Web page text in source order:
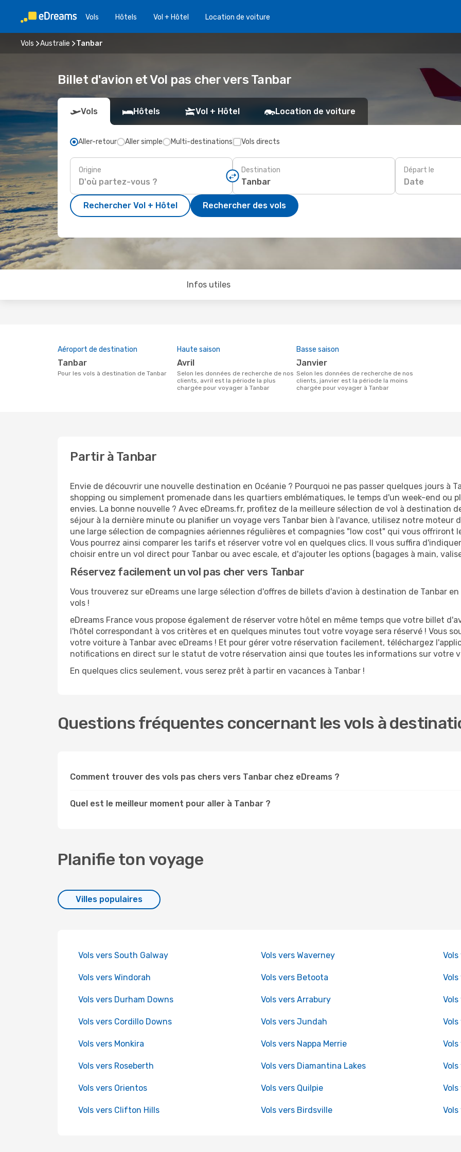
Vols Hôtels Vol + Hôtel Location de voiture
Vols Australie Tanbar
Billet d'avion et Vol pas cher vers Tanbar
Vols Hôtels Vol + Hôtel Location de voiture
Aller-retour Aller simple Multi-destinations Vols directs
Origine Destination Départ le
Date
Rechercher Vol + Hôtel Rechercher des vols
Infos utiles
Aéroport de destination
Tanbar
Pour les vols à destination de Tanbar
Haute saison
avril
Selon les données de recherche de nos
clients, avril est la période la plus
chargée pour voyager à Tanbar
Basse saison
janvier
Selon les données de recherche de nos
clients, janvier est la période la moins
chargée pour voyager à Tanbar
Partir à Tanbar
Envie de découvrir une nouvelle destination en Océanie ? Pourquoi ne pas passer quelques jours à
shopping ou simplement promenade dans les quartiers emblématiques, le temps d'un week-end ou
envies. La bonne nouvelle ? Avec eDreams.fr, profitez de la meilleure sélection de vol à destination
séjour à la dernière minute ou planifier un voyage vers Tanbar bien à l'avance, utilisez notre
une large sélection de compagnies aériennes régulières et compagnies "low cost" qui vous offriront
Vous pourrez ainsi comparer les tarifs et réserver votre vol en quelques clics. Il vous suffira
choisir entre un vol direct pour Tanbar ou avec escale, et d'ajouter les options (bagages à main,
Réservez facilement un vol pas cher vers Tanbar
Vous trouverez sur eDreams une large sélection d'offres de billets d'avion à destination de Tanbar
vols !
eDreams France vous propose également de réserver votre hôtel en même temps que votre billet
l'hôtel correspondant à vos critères et en quelques minutes tout votre voyage sera réservé ! Vous
votre voiture à Tanbar avec eDreams ! Et pour gérer votre réservation facilement, téléchargez
notifications en direct sur le statut de votre réservation ainsi que toutes les informations sur votre
En quelques clics seulement, vous serez prêt à partir en vacances à Tanbar !
Questions fréquentes concernant les vols à
Comment trouver des vols pas chers vers Tanbar chez eDreams ?
Quel est le meilleur moment pour aller à Tanbar ?
Planifie ton voyage
Villes populaires
Vols vers South Galway Vols vers Waverney
Vols vers Windorah Vols vers Betoota
Vols vers Durham Downs Vols vers Arrabury
Vols vers Cordillo Downs Vols vers Jundah
Vols vers Monkira Vols vers Nappa Merrie
Vols vers Roseberth Vols vers Diamantina Lakes
Vols vers Orientos Vols vers Quilpie
Vols vers Clifton Hills Vols vers Birdsville